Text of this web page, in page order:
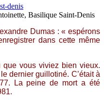
Basilique Saint-Denis
Dumas : « espérons
dans cette même
que vous viviez bien vieux.
dernier guillotiné. C’était à
La peine de mort a été